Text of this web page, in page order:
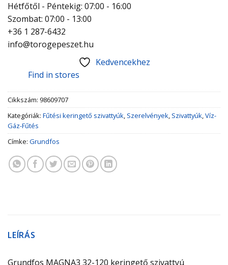
Hétfőtől - Péntekig: 07:00 - 16:00
Szombat: 07:00 - 13:00
+36 1 287-6432
info@torogepeszet.hu
Kedvencekhez
Find in stores
Cikkszám: 98609707
Kategóriák: Fűtési keringető szivattyúk, Szerelvények, Szivattyúk,Víz-
Gáz-Fűtés
Címke: Grundfos
LEÍRÁS
Grundfos MAGNA3 32-120 keringető szivattyú